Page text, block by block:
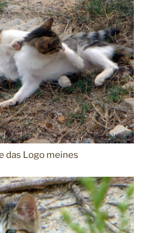
das Logo meines